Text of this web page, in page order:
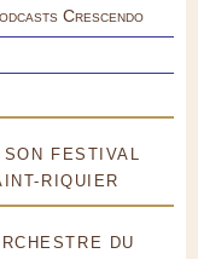
Crescendo
FESTIVAL
RIQUIER
DU